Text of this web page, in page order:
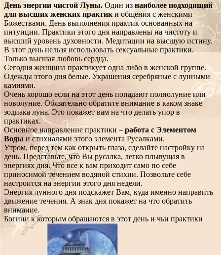
День энергии чистой Луны.Один изнаиболее подходящий
для высших женских практик и общения с женскими
Божествами. День выполнения практик основанных на
интуиции. Практики этого дня направлены на чистоту и
высший уровень духовности. Медитации на высшую истину.
В этот день нельзя использовать сексуальные практики.
Только высшая любовь сердца.
Сегодня женщина практикует одна либо в женской группе.
Одежды этого дня белые. Украшения серебряные с лунными
камнями.
Очень хорошо если на этот день попадают полнолуние или
новолуние. Обязательно обратите внимание в каком знаке
зодиака луна. Это покажет вам на что делать упор в
практиках.
Основное направление практики – работа с Элементом
Воды и стихиалями этого элемента Русалками.
Утром, перед тем как открыть глаза, сделайте настройку на
день. Представьте, что Вы русалка, легко плывущая в
энергиях дня. Что все к вам приходит само по себе
приносимой течением водяной стихии. Позвольте себе
настроится на энергии этого дня недели.
Энергия лунного дня подскажет Вам, куда именно направить
движение течения. А знак дня покажет на что обратить
внимание.
Богини к которым обращаются в этот день и чьи практики